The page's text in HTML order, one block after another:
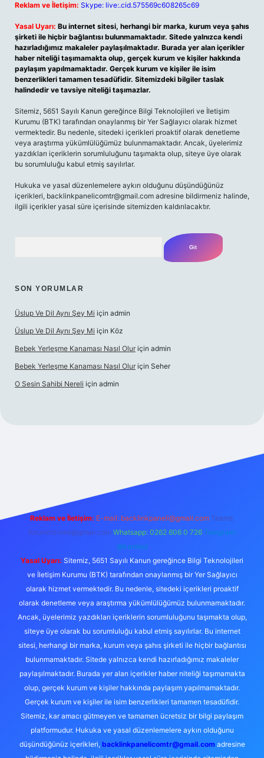
Reklam ve İletişim: Skype: live:.cid.575569c608265c69
Yasal Uyarı: Bu internet sitesi, herhangi bir marka, kurum veya şahıs
şirketi ile hiçbir bağlantısı bulunmamaktadır. Sitede yalnızca kendi
hazırladığımız makaleler paylaşılmaktadır. Burada yer alan içerikler
haber niteliği taşımamakta olup, gerçek kurum ve kişiler hakkında
paylaşım yapılmamaktadır. Gerçek kurum ve kişiler ile isim
benzerlikleri tamamen tesadüfidir. Sitemizdeki bilgiler taslak
halindedir ve tavsiye niteliği taşımazlar.
Sitemiz, 5651 Sayılı Kanun gereğince Bilgi Teknolojileri ve İletişim
Kurumu (BTK) tarafından onaylanmış bir Yer Sağlayıcı olarak hizmet
vermektedir. Bu nedenle, sitedeki içerikleri proaktif olarak denetleme
veya araştırma yükümlülüğümüz bulunmamaktadır. Ancak, üyelerimiz
yazdıkları içeriklerin sorumluluğunu taşımakta olup, siteye üye olarak
bu sorumluluğu kabul etmiş sayılırlar.
Hukuka ve yasal düzenlemelere aykırı olduğunu düşündüğünüz
içerikleri, backlinkpanelicomtr@gmail.com adresine bildirmeniz halinde,
ilgili içerikler yasal süre içerisinde sitemizden kaldırılacaktır.
SON YORUMLAR
Üslup Ve Dil Aynı Şey Mi için admin
Üslup Ve Dil Aynı Şey Mi için Köz
Bebek Yerleşme Kanaması Nasıl Olur için admin
Bebek Yerleşme Kanaması Nasıl Olur için Seher
O Sesin Sahibi Nereli için admin
Reklam ve İletişim: E-mail: backlinkpaneli@gmail.com Teams:
forumhizmeti@gmail.com Whatsapp: 0262 606 0 726 Telegram:
@karabul
Yasal Uyarı: Sitemiz, 5651 Sayılı Kanun gereğince Bilgi Teknolojileri
ve İletişim Kurumu (BTK) tarafından onaylanmış bir Yer Sağlayıcı
olarak hizmet vermektedir. Bu nedenle, sitedeki içerikleri proaktif
olarak denetleme veya araştırma yükümlülüğümüz bulunmamaktadır.
Ancak, üyelerimiz yazdıkları içeriklerin sorumluluğunu taşımakta olup,
siteye üye olarak bu sorumluluğu kabul etmiş sayılırlar. Bu internet
sitesi, herhangi bir marka, kurum veya şahıs şirketi ile hiçbir bağlantısı
bulunmamaktadır. Sitede yalnızca kendi hazırladığımız makaleler
paylaşılmaktadır. Burada yer alan içerikler haber niteliği taşımamakta
olup, gerçek kurum ve kişiler hakkında paylaşım yapılmamaktadır.
Gerçek kurum ve kişiler ile isim benzerlikleri tamamen tesadüfidir.
Sitemiz, kar amacı gütmeyen ve tamamen ücretsiz bir bilgi paylaşım
platformudur. Hukuka ve yasal düzenlemelere aykırı olduğunu
düşündüğünüz içerikleri, backlinkpanelicomtr@gmail.comadresine